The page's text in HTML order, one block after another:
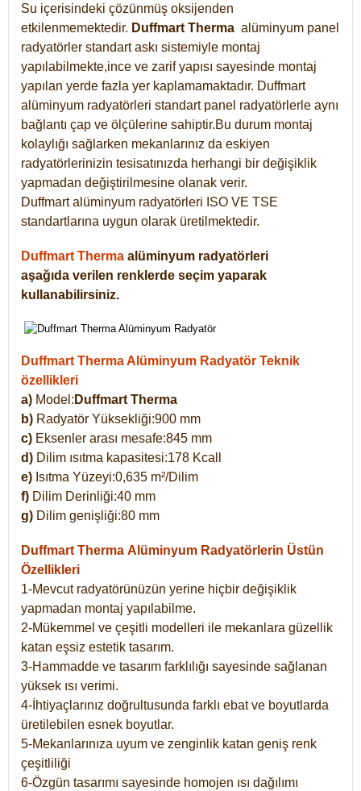
Su içerisindeki çözünmüş oksijenden
etkilenmemektedir. Duffmart Therma alüminyum panel
radyatörler standart askı sistemiyle montaj
yapılabilmekte,ince ve zarif yapısı sayesinde montaj
yapılan yerde fazla yer kaplamamaktadır. Duffmart
alüminyum radyatörleri standart panel radyatörlerle aynı
bağlantı çap ve ölçülerine sahiptir.Bu durum montaj
kolaylığı sağlarken mekanlarınız da eskiyen
radyatörlerinizin tesisatınızda herhangi bir değişiklik
yapmadan değiştirilmesine olanak verir.
Duffmart alüminyum radyatörleri ISO VE TSE
standartlarına uygun olarak üretilmektedir.
Duffmart Therma alüminyum radyatörleri
aşağıda verilen renklerde seçim yaparak
kullanabilirsiniz.
Duffmart Therma Alüminyum Radyatör Teknik
özellikleri
a) Model: Duffmart Therma
b) Radyatör Yüksekliği:900 mm
c) Eksenler arası mesafe:845 mm
d) Dilim ısıtma kapasitesi:178 Kcall
e) Isıtma Yüzeyi:0,635 m²/Dilim
f) Dilim Derinliği:40 mm
g) Dilim genişliği:80 mm
Duffmart Therma Alüminyum Radyatörlerin Üstün
Özellikleri
1-Mevcut radyatörünüzün yerine hiçbir değişiklik
yapmadan montaj yapılabilme.
2-Mükemmel ve çeşitli modelleri ile mekanlara güzellik
katan eşsiz estetik tasarım.
3-Hammadde ve tasarım farklılığı sayesinde sağlanan
yüksek ısı verimi.
4-İhtiyaçlarınız doğrultusunda farklı ebat ve boyutlarda
üretilebilen esnek boyutlar.
5-Mekanlarınıza uyum ve zenginlik katan geniş renk
çeşitliliği
6-Özgün tasarımı sayesinde homojen ısı dağılımı